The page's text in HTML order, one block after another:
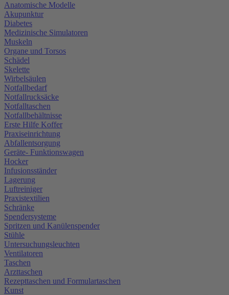
Anatomische Modelle
Akupunktur
Diabetes
Medizinische Simulatoren
Muskeln
Organe und Torsos
Schädel
Skelette
Wirbelsäulen
Notfallbedarf
Notfallrucksäcke
Notfalltaschen
Notfallbehältnisse
Erste Hilfe Koffer
Praxiseinrichtung
Abfallentsorgung
Geräte- Funktionswagen
Hocker
Infusionsständer
Lagerung
Luftreiniger
Praxistextilien
Schränke
Spendersysteme
Spritzen und Kanülenspender
Stühle
Untersuchungsleuchten
Ventilatoren
Taschen
Arzttaschen
Rezepttaschen und Formulartaschen
Kunst